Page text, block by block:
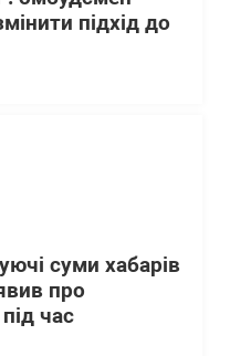
підхід до
суми хабарів
про
час